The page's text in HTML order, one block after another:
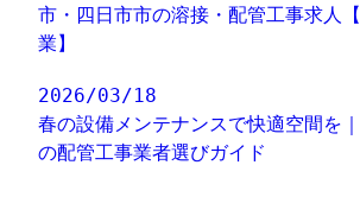
市・四日市市の溶接・配管工事求人
業】
2026/03/18
春の設備メンテナンスで快適空間を
の配管工事業者選びガイド